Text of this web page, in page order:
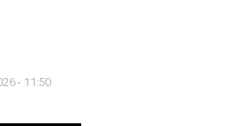
- 11:50